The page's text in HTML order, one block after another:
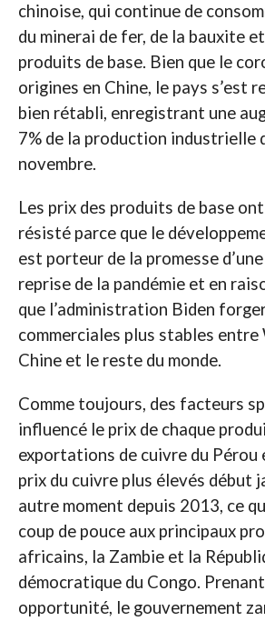
chinoise, qui continue de
du minerai de fer, de la bauxite
produits de base. Bien que le
origines en Chine, le pays s’est
bien rétabli, enregistrant une
7% de la production industrielle
novembre.
Les prix des produits de base
résisté parce que le
est porteur de la promesse
reprise de la pandémie et en
que l’administration Biden
commerciales plus stables entre
Chine et le reste du monde.
Comme toujours, des facteurs
influencé le prix de chaque
exportations de cuivre du Pérou
prix du cuivre plus élevés début
autre moment depuis 2013, ce
coup de pouce aux principaux
africains, la Zambie et la
démocratique du Congo.
opportunité, le gouvernement